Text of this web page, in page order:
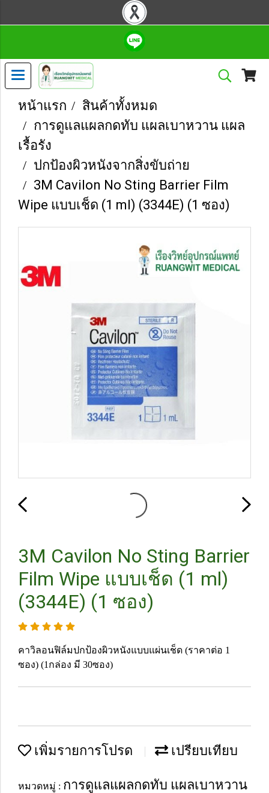
หน้าแรก
สินค้าทั้งหมด
การดูแลแผลกดทับ แผลเบาหวาน แผล
เรื้อรัง
ปกป้องผิวหนังจากสิ่งขับถ่าย
3M Cavilon No Sting Barrier Film
Wipe แบบเช็ด (1 ml) (3344E) (1 ซอง)
3M Cavilon No Sting Barrier
Film Wipe แบบเช็ด (1 ml)
(3344E) (1 ซอง)
คาวิลอนฟิล์มปกป้องผิวหนังแบบแผ่นเช็ด (ราคาต่อ 1
ซอง) (1กล่อง มี 30ซอง)
เพิ่มรายการโปรด เปรียบเทียบ
หมวดหมู่ : การดูแลแผลกดทับ แผลเบาหวาน